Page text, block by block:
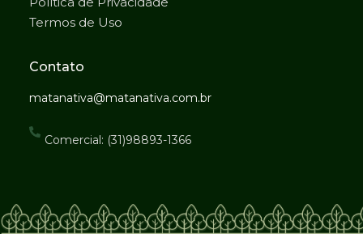
Termos de Uso
Contato
matanativa@matanativa.com.br
Comercial: (31)98893-1366